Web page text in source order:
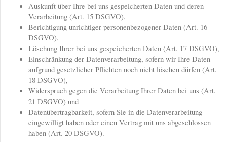
Auskunft über Ihre bei uns gespeicherten Daten und deren
Verarbeitung (Art. 15 DSGVO),
Berichtigung unrichtiger personenbezogener Daten (Art. 16
DSGVO),
Löschung Ihrer bei uns gespeicherten Daten (Art. 17 DSGVO),
Einschränkung der Datenverarbeitung, sofern wir Ihre Daten
aufgrund gesetzlicher Pflichten noch nicht löschen dürfen (Art.
18 DSGVO),
Widerspruch gegen die Verarbeitung Ihrer Daten bei uns (Art.
21 DSGVO) und
Datenübertragbarkeit, sofern Sie in die Datenverarbeitung
eingewilligt haben oder einen Vertrag mit uns abgeschlossen
haben (Art. 20 DSGVO).